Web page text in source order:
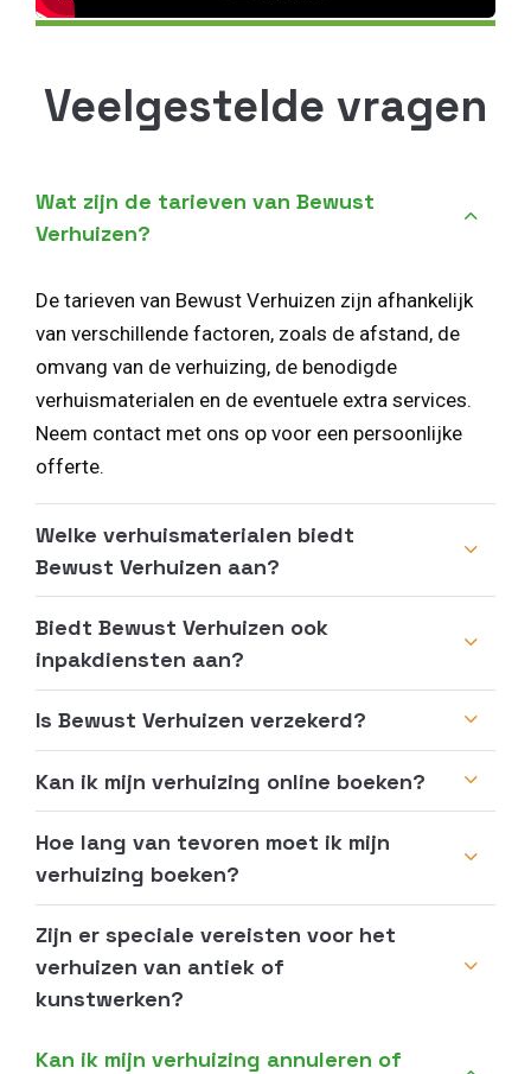
Veelgestelde vragen
Wat zijn de tarieven van Bewust
Verhuizen?
De tarieven van Bewust Verhuizen zijn afhankelijk
van verschillende factoren, zoals de afstand, de
omvang van de verhuizing, de benodigde
verhuismaterialen en de eventuele extra services.
Neem contact met ons op voor een persoonlijke
offerte.
Welke verhuismaterialen biedt
Bewust Verhuizen aan?
Biedt Bewust Verhuizen ook
inpakdiensten aan?
Is Bewust Verhuizen verzekerd?
Kan ik mijn verhuizing online boeken?
Hoe lang van tevoren moet ik mijn
verhuizing boeken?
Zijn er speciale vereisten voor het
verhuizen van antiek of
kunstwerken?
Kan ik mijn verhuizing annuleren of